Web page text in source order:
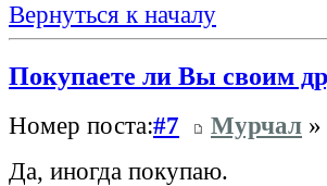
Вернуться к началу
Покупаете ли Вы своим
Номер поста:#7 Мурчал »
Да, иногда покупаю.